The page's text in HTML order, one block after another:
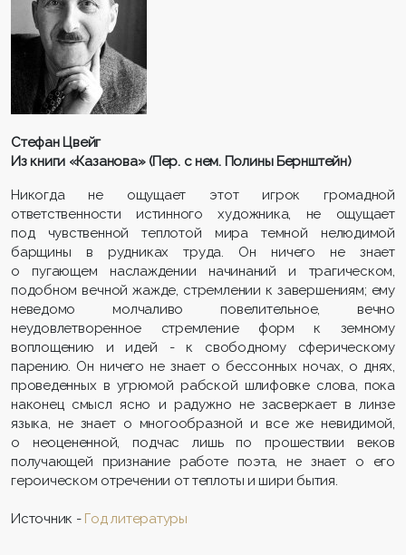
Стефан Цвейг
Из книги «Казанова» (Пер. с нем. Полины Бернштейн)
Никогда не ощущает этот игрок громадной
ответственности истинного художника, не ощущает
под чувственной теплотой мира темной нелюдимой
барщины в рудниках труда. Он ничего не знает
о пугающем наслаждении начинаний и трагическом,
подобном вечной жажде, стремлении к завершениям; ему
неведомо молчаливо повелительное, вечно
неудовлетворенное стремление форм к земному
воплощению и идей - к свободному сферическому
парению. Он ничего не знает о бессонных ночах, о днях,
проведенных в угрюмой рабской шлифовке слова, пока
наконец смысл ясно и радужно не засверкает в линзе
языка, не знает о многообразной и все же невидимой,
о неоцененной, подчас лишь по прошествии веков
получающей признание работе поэта, не знает о его
героическом отречении от теплоты и шири бытия.
Источник - Год литературы